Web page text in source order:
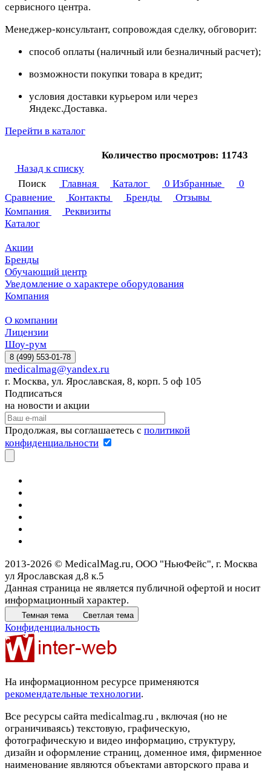
сервисного центра.
Менеджер-консультант, сопровождая сделку, обговорит:
способ оплаты (наличный или безналичный расчет);
возможности покупки товара в кредит;
условия доставки курьером или через
Яндекс.Доставка.
Перейти в каталог
Количество просмотров: 11743
Назад к списку
Поиск
Главная Каталог 0 Избранные
0
Сравнение
Контакты Бренды
Отзывы
Компания
Реквизиты
Каталог
Акции
Бренды
Обучающий центр
Уведомление о характере оборудования
Компания
О компании
Лицензии
Шоу-рум
8 (499) 553-01-78
medicalmag@yandex.ru
г. Москва, ул. Ярославская, 8, корп. 5 оф 105
Подписаться
на новости и акции
Продолжая, вы соглашаетесь с политикой
конфиденциальности
2013-2026 © MedicalMag.ru, ООО "НьюФейс", г. Москва
ул Ярославская д,8 к.5
Данная страница не является публичной офертой и носит
информационный характер.
Темная тема Светлая тема
Конфиденциальность
На информационном ресурсе применяются
рекомендательные технологии.
Все ресурсы сайта medicalmag.ru , включая (но не
ограничиваясь) текстовую, графическую,
фотографическую и видео информацию, структуру,
дизайн и оформление страниц, доменное имя, фирменное
наименование являются объектами авторского права и